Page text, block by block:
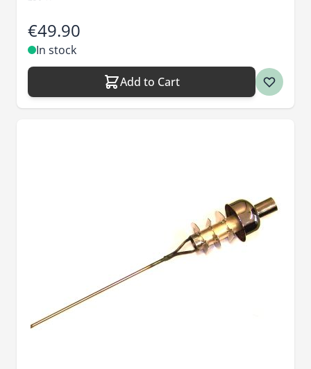
€49.90
In stock
Add to Cart